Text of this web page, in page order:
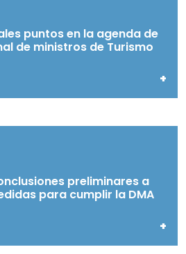
puntos en la agenda de
de ministros de Turismo
+
preliminares a
para cumplir la DMA
+